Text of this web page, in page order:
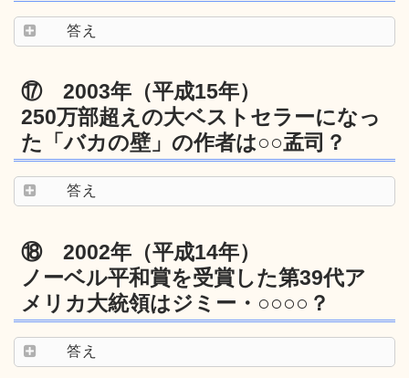
答え
⑰ 2003年（平成15年）
250万部超えの大ベストセラーになっ
た「バカの壁」の作者は○○孟司？
答え
⑱ 2002年（平成14年）
ノーベル平和賞を受賞した第39代ア
メリカ大統領はジミー・○○○○？
答え